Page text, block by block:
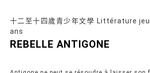
十二至十四歲青少年文學 Littérature
ans
REBELLE ANTIGONE